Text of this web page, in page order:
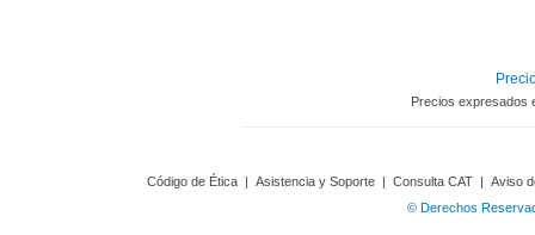
Precios expresados
Código de Ética | Asistencia y Soporte | Consulta CAT | Aviso
© Derechos